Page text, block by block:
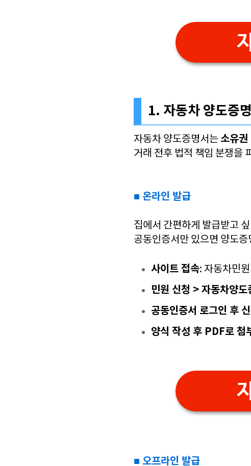
1. 자동차 양도증
자동차 양도증명서는 소유권
거래 전후 법적 책임 분쟁을
■ 온라인 발급
집에서 간편하게 발급받고
공동인증서만 있으면 양도
사이트 접속: 자동차민
민원 신청 > 자동차양도
공동인증서 로그인 후
양식 작성 후 PDF로 첨
■ 오프라인 발급